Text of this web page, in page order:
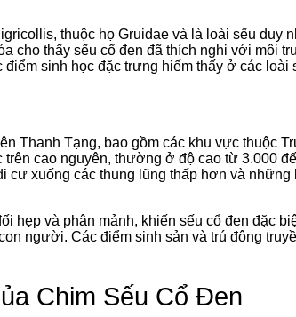
thuộc họ Gruidae và là loài sếu duy
cho thấy sếu cổ đen đã thích nghi với môi
sinh học đặc trưng hiếm thấy ở các loài
Thanh Tạng, bao gồm các khu vực thuộc
cao nguyên, thường ở độ cao từ 3.000
cư xuống các thung lũng thấp hơn và
hẹp và phân mảnh, khiến sếu cổ đen đặc
người. Các điểm sinh sản và trú đông
Chim Sếu Cổ Đen